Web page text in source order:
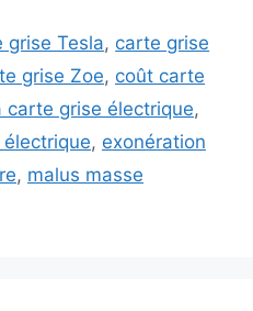
grise Tesla, carte grise
grise Zoe, coût carte
carte grise électrique,
, exonération
, malus masse